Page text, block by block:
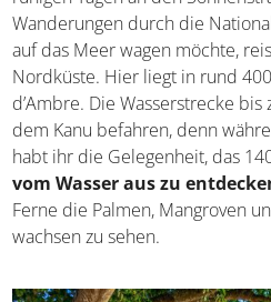
Urlauber der Inbegriff des
ruhigen Tagen an den
Wanderungen durch die
auf das Meer wagen möchte,
Nordküste. Hier liegt in rund
Île d’Ambre. Die Wasserstrecke
bevorzugt mit dem Kanu
Zeit auf dem Meer habt ihr die
Hektar großeEiland vom
Kiefern in den Himmel wachsen